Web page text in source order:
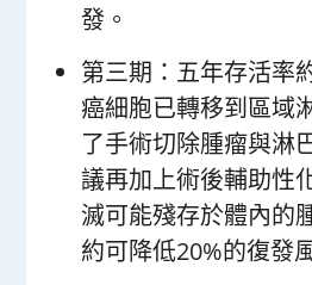
發。
第三期：五年存活率
癌細胞已轉移到區域
了手術切除腫瘤與淋
議再加上術後輔助性
滅可能殘存於體內的
約可降低20%的復發